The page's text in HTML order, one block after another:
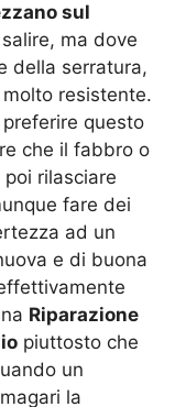
sul
ma dove
della serratura,
resistente.
questo
che il fabbro o
rilasciare
fare dei
ad un
e di buona
Riparazione
piuttosto che
un
la